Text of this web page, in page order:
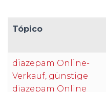
Tópico
diazepam Online-
Verkauf, günstige
diazepam Online